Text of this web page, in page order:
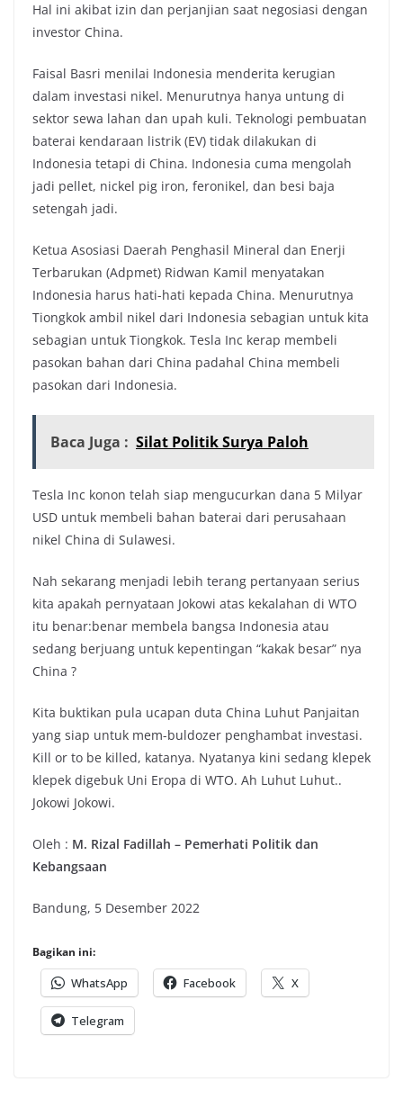
Hal ini akibat izin dan perjanjian saat negosiasi dengan
investor China.
Faisal Basri menilai Indonesia menderita kerugian
dalam investasi nikel. Menurutnya hanya untung di
sektor sewa lahan dan upah kuli. Teknologi pembuatan
baterai kendaraan listrik (EV) tidak dilakukan di
Indonesia tetapi di China. Indonesia cuma mengolah
jadi pellet, nickel pig iron, feronikel, dan besi baja
setengah jadi.
Ketua Asosiasi Daerah Penghasil Mineral dan Enerji
Terbarukan (Adpmet) Ridwan Kamil menyatakan
Indonesia harus hati-hati kepada China. Menurutnya
Tiongkok ambil nikel dari Indonesia sebagian untuk kita
sebagian untuk Tiongkok. Tesla Inc kerap membeli
pasokan bahan dari China padahal China membeli
pasokan dari Indonesia.
Baca Juga : Silat Politik Surya Paloh
Tesla Inc konon telah siap mengucurkan dana 5 Milyar
USD untuk membeli bahan baterai dari perusahaan
nikel China di Sulawesi.
Nah sekarang menjadi lebih terang pertanyaan serius
kita apakah pernyataan Jokowi atas kekalahan di WTO
itu benar:benar membela bangsa Indonesia atau
sedang berjuang untuk kepentingan “kakak besar” nya
China ?
Kita buktikan pula ucapan duta China Luhut Panjaitan
yang siap untuk mem-buldozer penghambat investasi.
Kill or to be killed, katanya. Nyatanya kini sedang klepek
klepek digebuk Uni Eropa di WTO. Ah Luhut Luhut..
Jokowi Jokowi.
Oleh : M. Rizal Fadillah – Pemerhati Politik dan
Kebangsaan
Bandung, 5 Desember 2022
Bagikan ini:
WhatsApp Facebook X
Telegram